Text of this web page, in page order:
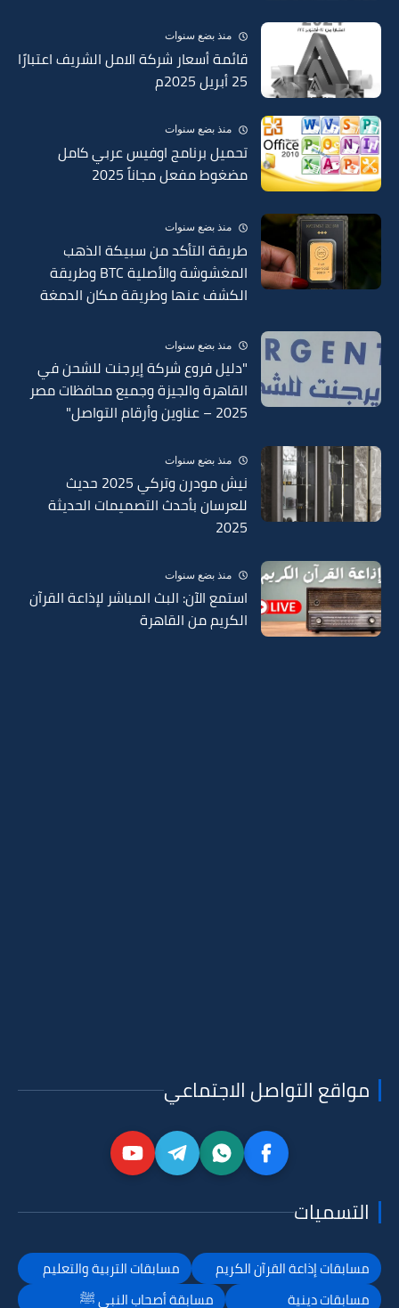
منذ بضع سنوات
قائمة أسعار شركة الامل الشريف اعتبارًا
منذ بضع سنوات
تحميل برنامج اوفيس عربي كامل
مضغوط مفعل مجاناً 2025
منذ بضع سنوات
طريقة التأكد من سبيكة الذهب
المغشوشة والأصلية BTC وطريقة
الكشف عنها وطريقة مكان الدمغة
منذ بضع سنوات
"دليل فروع شركة إيرجنت للشحن في
القاهرة والجيزة وجميع محافظات مصر
2025 – عناوين وأرقام التواصل"
منذ بضع سنوات
نيش مودرن وتركي 2025 حديث
للعرسان بأحدث التصميمات الحديثة
2025
منذ بضع سنوات
استمع الآن: البث المباشر لإذاعة القرآن
الكريم من القاهرة
مواقع التواصل الاجتماعي
التسميات
مسابقات إذاعة القرآن الكريم
مسابقات التربية والتعليم
مسابقات دينية
مسابقة أصحاب النبي ﷺ